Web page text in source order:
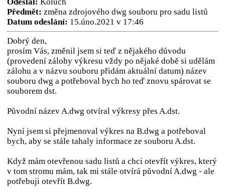
Předmět: změna zdrojového dwg souboru pro sadu listů
Datum odeslání: 15.úno.2021 v 17:46
Dobrý den,
prosím Vás, změnil jsem si teď z nějakého důvodu
(provedení zálohy výkresu vždy po nějaké době si udělám
zálohu a v názvu souboru přidám aktuální datum) název
souboru dwg a potřeboval bych ho teď znovu spárovat se
souborem dst.
Původní název A.dwg otvíral výkresy přes A.dst.
Nyní jsem si přejmenoval výkres na B.dwg a potřeboval
bych, aby se stále tahaly informace ze souboru A.dst.
Když mám otevřenou sadu listů a chci otevřít výkres, který
v tom stromu mám, tak mi stále otvírá původní A.dwg - ale
potřebuji otevřít B.dwg.